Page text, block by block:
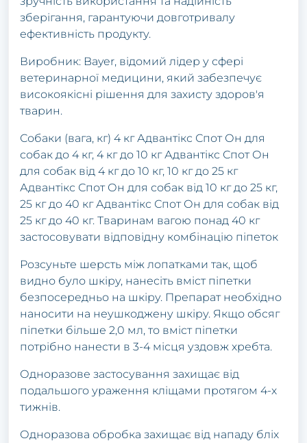
зберігання, гарантуючи довготривалу
ефективність продукту.
Виробник: Bayer, відомий лідер у сфері
ветеринарної медицини, який забезпечує
високоякісні рішення для захисту здоров'я
тварин.
Собаки (вага, кг) 4 кг Адвантікс Спот Он для
собак до 4 кг, 4 кг до 10 кг Адвантікс Спот Он
для собак від 4 кг до 10 кг, 10 кг до 25 кг
Адвантікс Спот Он для собак від 10 кг до 25 кг,
25 кг до 40 кг Адвантікс Спот Он для собак від
25 кг до 40 кг. Тваринам вагою понад 40 кг
застосовувати відповідну комбінацію піпеток
Розсуньте шерсть між лопатками так, щоб
видно було шкіру, нанесіть вміст піпетки
безпосередньо на шкіру. Препарат необхідно
наносити на неушкоджену шкіру. Якщо обсяг
піпетки більше 2,0 мл, то вміст піпетки
потрібно нанести в 3-4 місця уздовж хребта.
Одноразове застосування захищає від
подальшого ураження кліщами протягом 4-х
тижнів.
Одноразова обробка захищає від нападу бліх